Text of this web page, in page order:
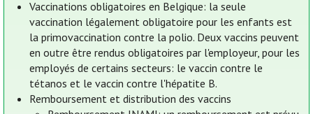
Vaccinations obligatoires en Belgique: la seule
vaccination légalement obligatoire pour les enfants est
la primovaccination contre la polio. Deux vaccins peuvent
en outre être rendus obligatoires par l'employeur, pour les
employés de certains secteurs: le vaccin contre le
tétanos et le vaccin contre l'hépatite B.
Remboursement et distribution des vaccins